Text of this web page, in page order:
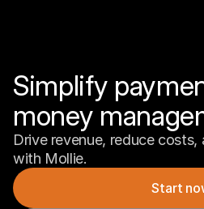
Simplify
money
Drive revenue, reduce
with Mollie.
Start